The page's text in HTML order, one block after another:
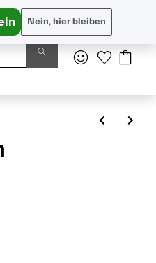
in AT ab € 65, DE ab € 95
Nein, hier bleiben